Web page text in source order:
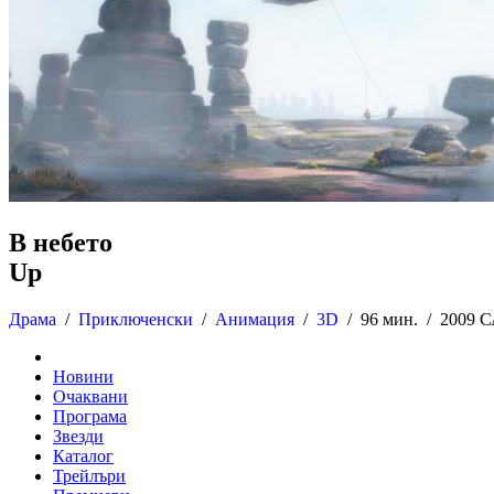
В небето
Up
Драма / Приключенски / Анимация / 3D / 96 мин. / 2009
Новини
Очаквани
Програма
Звезди
Каталог
Трейлъри